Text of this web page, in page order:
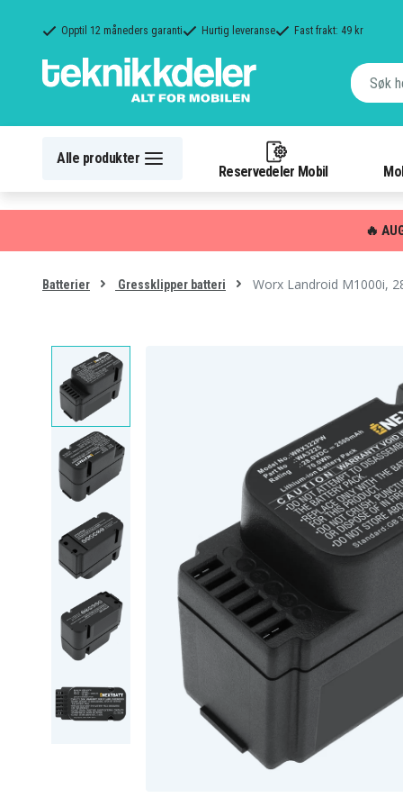
Opptil 12 måneders garanti Hurtig leveranse Fast frakt: 49 kr
Alle produkter
Reservedeler Mobil
🔥
Batterier Gressklipper batteri Worx Landroid M1000i,